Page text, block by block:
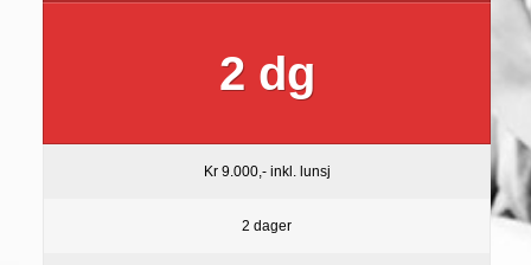
2 dg
Kr 9.000,- inkl. lunsj
2 dager